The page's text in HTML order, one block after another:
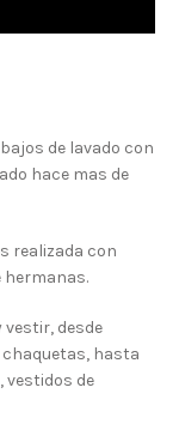
de lavado con
hace mas de
realizada con
hermanas.
vestir, desde
hasta
vestidos de